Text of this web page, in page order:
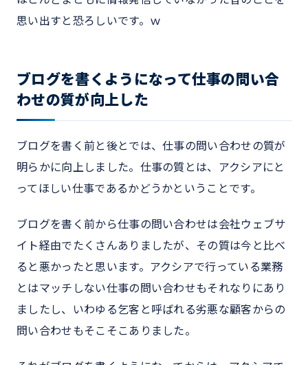
思い出すと恐ろしいです。ｗ
ブログを書くようになって仕事の問い合
わせの質が向上した
ブログを書く前と後とでは、仕事の問い合わせの質が
明らかに向上しました。仕事の質とは、アクシアにと
ってほしい仕事であるかどうかということです。
ブログを書く前から仕事の問い合わせは会社ウェブサ
イト経由でたくさんありましたが、その質は今と比べ
ると悪かったと思います。アクシアで行っている業務
とはマッチしない仕事の問い合わせもそれなりにあり
ましたし、いわゆる乞客と呼ばれる劣悪な顧客からの
問い合わせもそこそこありました。